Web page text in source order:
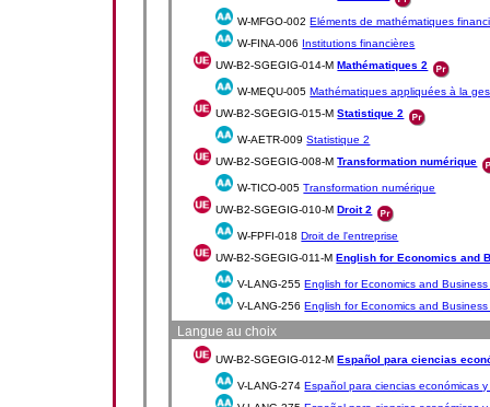
W-MFGO-002Eléments de mathématiques
W-FINA-006 Institutions financières
UW-B2-SGEGIG-014-MMathématiques 2
W-MEQU-005Mathématiques appliquées à la
UW-B2-SGEGIG-015-MStatistique 2
W-AETR-009Statistique 2
UW-B2-SGEGIG-008-MTransformation numérique
W-TICO-005Transformation numérique
UW-B2-SGEGIG-010-MDroit 2
W-FPFI-018Droit de l'entreprise
UW-B2-SGEGIG-011-MEnglish for Economics and
V-LANG-255English for Economics and
V-LANG-256English for Economics and
Langue au choix
UW-B2-SGEGIG-012-MEspañol para ciencias
V-LANG-274Español para ciencias económicas